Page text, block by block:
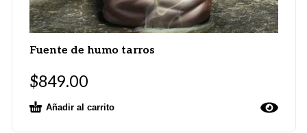
Fuente de humo tarros
$849.00
Añadir al carrito